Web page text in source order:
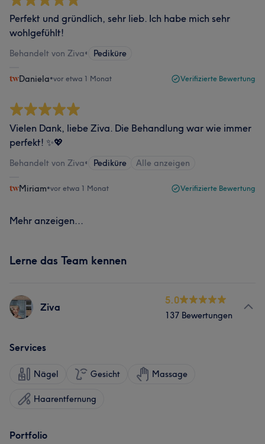
Perfekt und gründlich, sehr lieb. Ich habe mich sehr
wohlgefühlt!
Behandelt von Ziva• Pediküre
Daniela•vor etwa 1 Monat Verifizierte Bewertung
Vielen Dank, liebe Ziva. Die Behandlung war wie immer
perfekt! ✨💖
Behandelt von Ziva• Pediküre Alle anzeigen
Miriam•vor etwa 1 Monat Verifizierte Bewertung
Mehr anzeigen...
Lerne das Team kennen
Ziva
5.0
137 Bewertungen
Services
Nägel Gesicht Massage
Haarentfernung
Portfolio